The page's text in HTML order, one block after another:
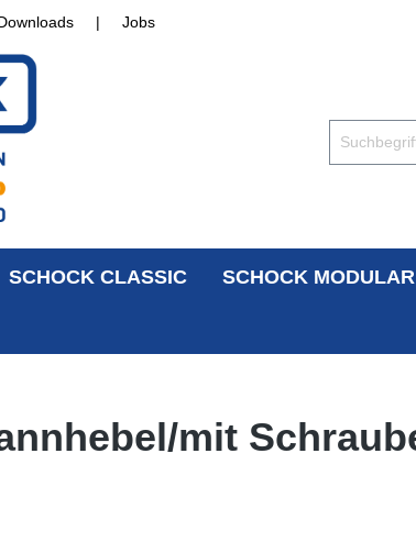
| Jobs
SCHOCK CLASSIC SCHOCK MODULAR
mit